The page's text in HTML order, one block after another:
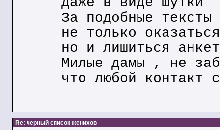
За подобные тексты
не только
но и лишиться
Милые дамы , не
что любой контакт
Re: черный список женихов